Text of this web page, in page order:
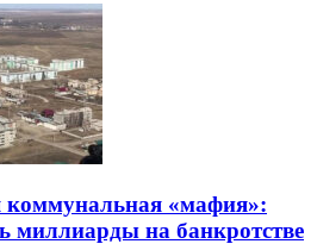
коммунальная «мафия»:
миллиарды на банкротстве